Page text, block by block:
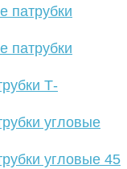
патрубки
патрубки
Т-
угловые
угловые 45